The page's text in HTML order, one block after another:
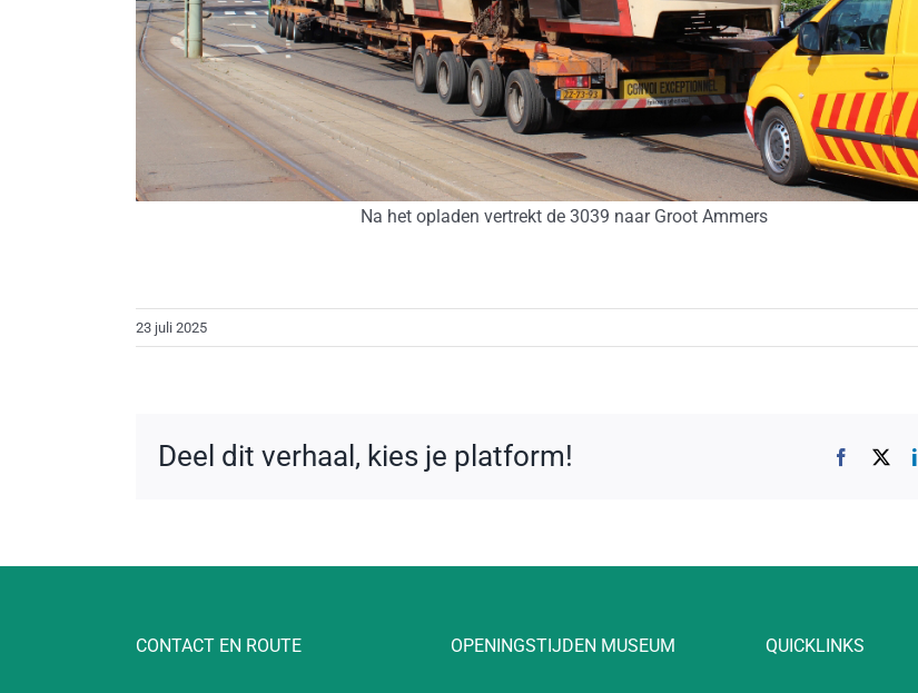
Na het opladen vertrekt de 3039 naar Groot Ammers
23 juli 2025
Deel dit verhaal, kies je platform! Facebook
CONTACT EN ROUTE OPENINGSTIJDEN MUSEUM QUICKLINKS